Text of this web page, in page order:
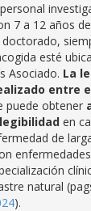
7 a 12 años
esté
Asociado. La
entre
puede obtener
en
de
natural
).